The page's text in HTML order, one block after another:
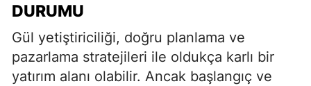
DURUMU
Gül yetiştiriciliği, doğru planlama ve
pazarlama stratejileri ile oldukça karlı bir
yatırım alanı olabilir. Ancak başlangıç ve